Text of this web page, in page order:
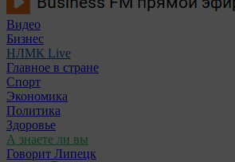
Видео
Бизнес
НЛМК Live
Главное в стране
Спорт
Экономика
Политика
Здоровье
А знаете ли вы
Говорит Липецк